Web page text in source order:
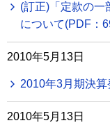
(訂正)「定款の一
について(PDF：
2010年5月13日
2010年3月期決算
2010年5月13日